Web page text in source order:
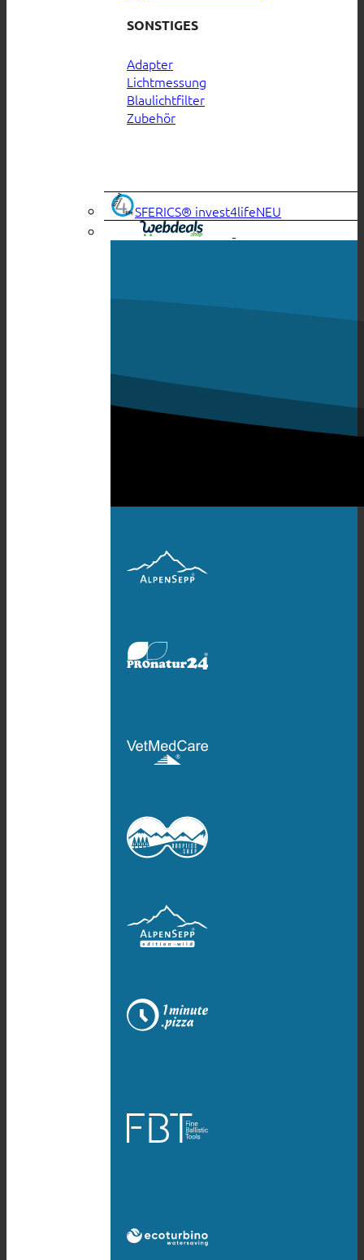
SONSTIGES
Adapter
Lichtmessung
Blaulichtfilter
Zubehör
SFERICS® invest4life